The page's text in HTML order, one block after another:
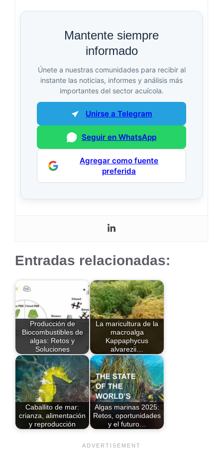
Mantente siempre
informado
Únete a nuestras comunidades para recibir al
instante las noticias, informes y análisis más
importantes del sector acuícola.
Unirse a Telegram
Seguir en WhatsApp
Agregar como fuente
preferida
Entradas relacionadas:
Producción de
Biocombustibles de
algas: Retos y
Soluciones
La maricultura de la
macroalga
Kappaphycus
alvarezii…
Caballito de mar:
crianza, alimentación
y reproducción
Algas marinas 2025:
Retos, oportunidades
y el futuro…